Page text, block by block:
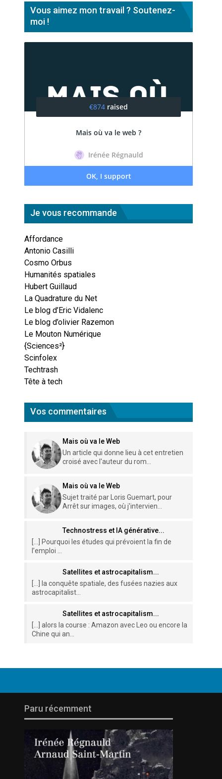
Vous aimez mon travail ? Soutenez-
moi !
Je vous recommande
Affordance
Antonio Casilli
Cosmo Orbus
Humanités spatiales
Hubert Guillaud
La Quadrature du Net
Le blog d’Eric Vidalenc
Le blog d’olivier Razemon
Le Mouton Numérique
{Sciences²}
Scinfolex
Techtrash
Tête à tech
Vos commentaires
Mais où va le Web
Un article qui donne lieu à cet entretien
croisé avec l'auteur du rom...
Mais où va le Web
Sujet traité par Loris Guemart, pour
Arrêt sur images, où j'intervien...
Technostress et IA générative...
[…] Pourquoi les études qui prévoient la fin de
l’emploi ...
Satellites et astrocapitalism...
[…] la conquête spatiale, des fusées nazies aux
astrocapitalist...
Satellites et astrocapitalism...
[…] alors la course : Amazon avec Leo ou encore la
Chine qui an...
Paru récemment